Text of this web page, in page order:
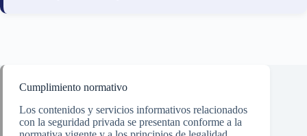
Cumplimiento normativo
Los contenidos y servicios informativos relacionados
con la seguridad privada se presentan conforme a la